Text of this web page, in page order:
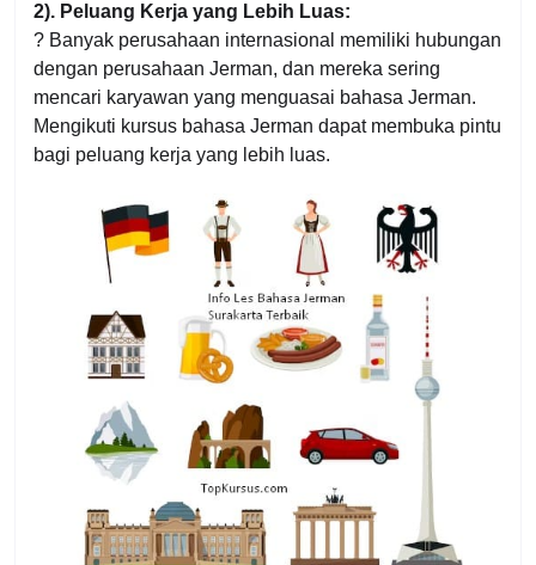
2). Peluang Kerja yang Lebih Luas:
? Banyak perusahaan internasional memiliki hubungan
dengan perusahaan Jerman, dan mereka sering
mencari karyawan yang menguasai bahasa Jerman.
Mengikuti kursus bahasa Jerman dapat membuka pintu
bagi peluang kerja yang lebih luas.